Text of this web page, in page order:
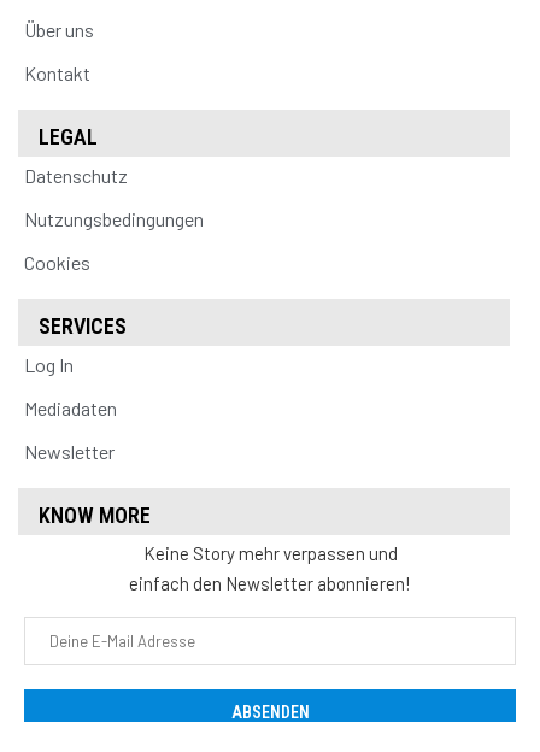
Über uns
Kontakt
LEGAL
Datenschutz
Nutzungsbedingungen
Cookies
SERVICES
Log In
Mediadaten
Newsletter
KNOW MORE
Keine Story mehr verpassen und
einfach den Newsletter abonnieren!